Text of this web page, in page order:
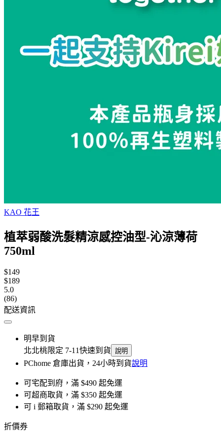
KAO 花王
植萃弱酸洗髮精涼感控油型-沁涼薄荷
750ml
$149
$189
5.0
(86)
配送資訊
明早到貨
北北桃限定 7-11快速到貨 說明
PChome 倉庫出貨，24小時到貨說明
可宅配到府，滿 $490 起免運
可超商取貨，滿 $350 起免運
可 i 郵箱取貨，滿 $290 起免運
折價券